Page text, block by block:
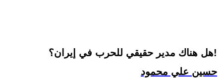
هل هناك مدير حقيقي للحرب في إيران؟!
حسين علي محمود